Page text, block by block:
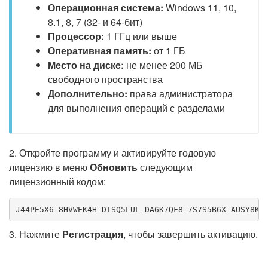
Операционная система: Windows 11, 10,
8.1, 8, 7 (32- и 64-бит)
Процессор: 1 ГГц или выше
Оперативная память: от 1 ГБ
Место на диске: не менее 200 МБ
свободного пространства
Дополнительно: права администратора
для выполнения операций с разделами
2. Откройте программу и активируйте годовую
лицензию в менюОбновитьследующим
лицензионный кодом:
J44PE5X6-8HVWEK4H-DTSQ5LUL-DA6K7QF8-7S7S5B6X-
3. Нажмите Регистрация, чтобы завершить активацию.